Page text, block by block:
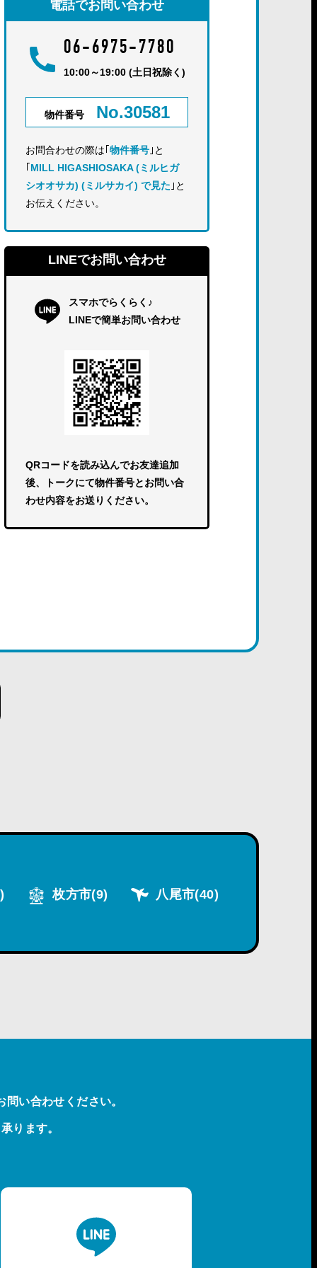
電話でお問い合わせ
06-6975-7780
10:00～19:00 (土日祝除く)
物件番号 No.30581
お問合わせの際は｢ 物件番号 ｣と
MILL HIGASHIOSAKA (ミルヒガ
シオオサカ) (ミルサカイ) で見た ｣と
お伝えください。
LINEでお問い合わせ
スマホでらくらく♪
LINEで簡単お問い合わせ
QRコードを読み込んでお友達追加
後、トークにて物件番号とお問い合
わせ内容をお送りください。
枚方市(9) 八尾市(40)
い合わせください。
ります。